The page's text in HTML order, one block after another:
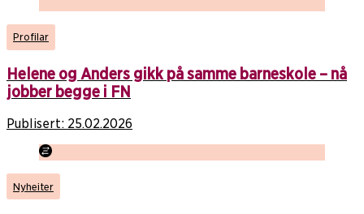
Profilar
Helene og Anders gikk på samme barneskole – nå
jobber begge i FN
Publisert: 25.02.2026
Nyheiter